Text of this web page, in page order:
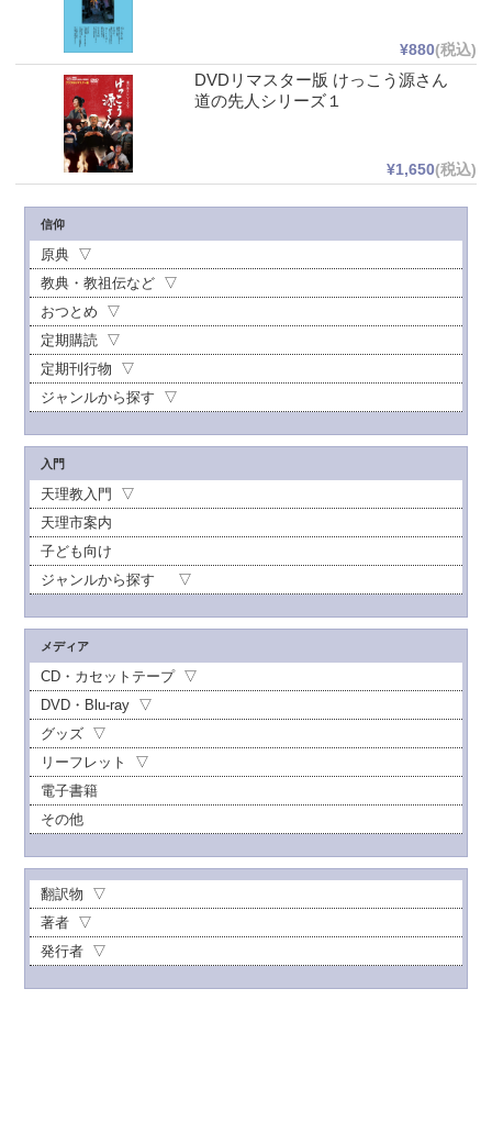
¥880(税込)
DVDリマスター版 けっこう源さん
道の先人シリーズ１
¥1,650(税込)
信仰
原典
教典・教祖伝など
おつとめ
定期購読
定期刊行物
ジャンルから探す
入門
天理教入門
天理市案内
子ども向け
ジャンルから探す
メディア
CD・カセットテープ
DVD・Blu-ray
グッズ
リーフレット
電子書籍
その他
翻訳物
著者
発行者